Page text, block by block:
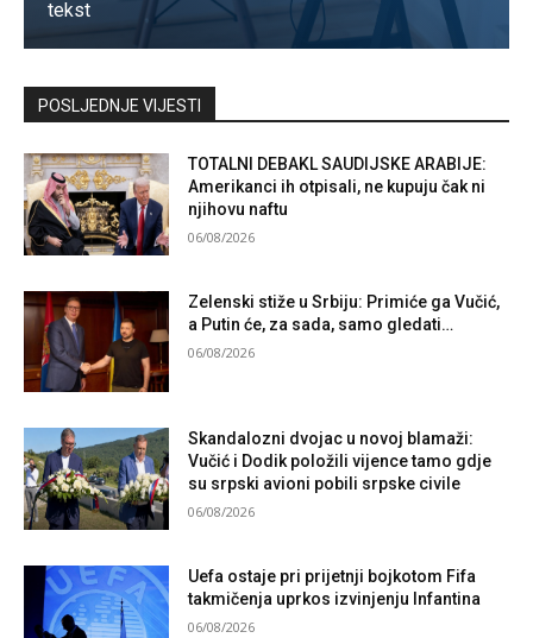
tekst
Kontaktirajte nas
POSLJEDNJE VIJESTI
TOTALNI DEBAKL SAUDIJSKE ARABIJE:
Amerikanci ih otpisali, ne kupuju čak ni
njihovu naftu
06/08/2026
Zelenski stiže u Srbiju: Primiće ga Vučić,
a Putin će, za sada, samo gledati…
06/08/2026
Skandalozni dvojac u novoj blamaži:
Vučić i Dodik položili vijence tamo gdje
su srpski avioni pobili srpske civile
06/08/2026
Uefa ostaje pri prijetnji bojkotom Fifa
takmičenja uprkos izvinjenju Infantina
06/08/2026